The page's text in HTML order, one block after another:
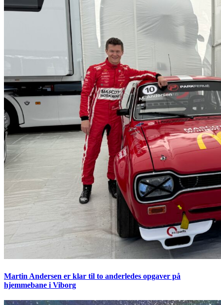
Martin Andersen er klar til to anderledes opgaver på
hjemmebane i Viborg